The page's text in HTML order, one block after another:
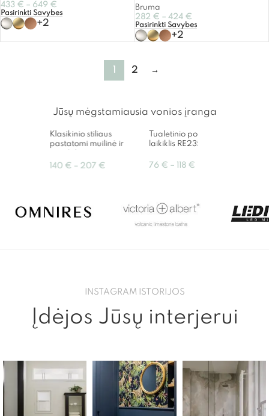
433 € – 649 €
Pasirinkti Savybes
+2
Bruma
282 € – 424 €
Pasirinkti Savybes
+2
1 2 →
Jūsų mėgstamiausia vonios įranga
Klasikinio stiliaus
pastatomi muilinė ir
140 € – 207 €
Tualetinio popieriaus
laikiklis RE235
76 € – 118 €
INSTAGRAM ISTORIJOS
Įdėjos Jūsų interjerui